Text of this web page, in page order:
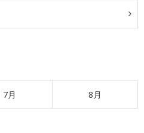
7月 8月